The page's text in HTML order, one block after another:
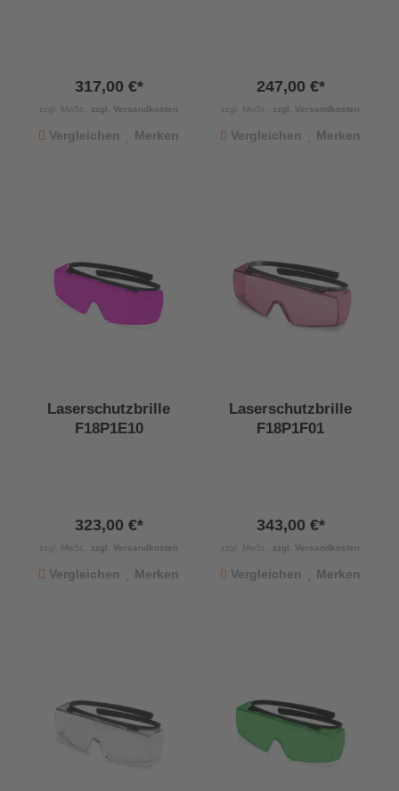
317,00 €*
zzgl. MwSt., zzgl. Versandkosten
Vergleichen Merken
247,00 €*
zzgl. MwSt., zzgl. Versandkosten
Vergleichen Merken
Laserschutzbrille
F18P1E10
323,00 €*
zzgl. MwSt., zzgl. Versandkosten
Vergleichen Merken
Laserschutzbrille
F18P1F01
343,00 €*
zzgl. MwSt., zzgl. Versandkosten
Vergleichen Merken